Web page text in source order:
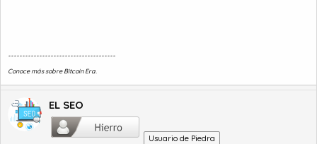
--------------------------------------
Conoce más sobreBitcoin Era.
EL SEO
Usuario de Piedra